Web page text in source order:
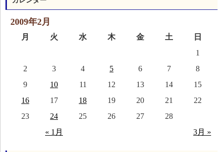
2009年2月
月 火 水 木 金 土 日
« 1月 3月 »
1
2
3 4 5 6 7
8
9
10 11 12 13 14
15
16
17 18 19 20 21
22
23
24 25 26 27 28